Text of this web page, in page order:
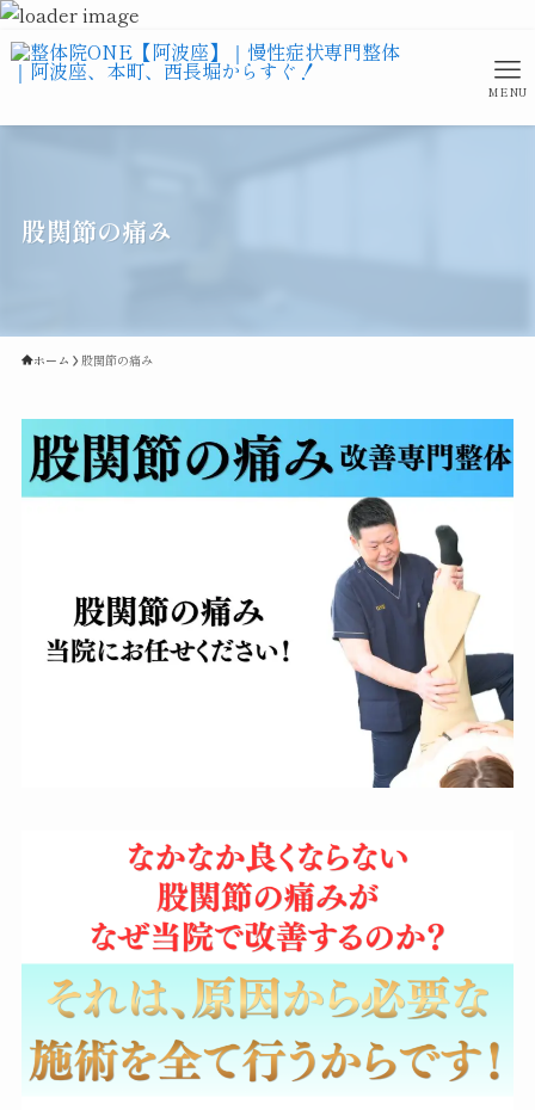
MENU
股関節の痛み
ホーム 股関節の痛み